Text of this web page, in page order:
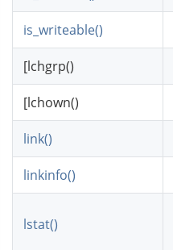
is_writeable()
[lchgrp()
[lchown()
link()
linkinfo()
lstat()